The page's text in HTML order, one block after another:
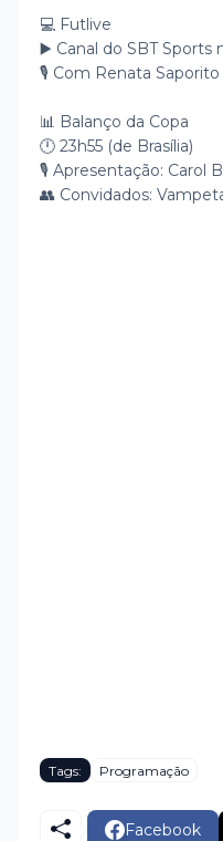
💻 Futlive
▶️ Canal do SBT Sports
🎙️ Com Renata
📊 Balanço da Copa
🕛 23h55 (de Brasília)
🎙️ Apresentação: Carol
👥 Convidados:
Tags: Programação
Facebook